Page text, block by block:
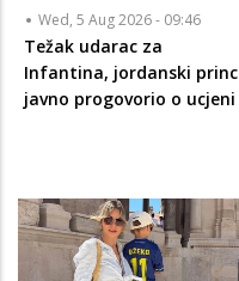
Wed, 5 Aug 2026 - 09:46
Težak udarac za
Infantina, jordanski princ
javno progovorio o ucjeni